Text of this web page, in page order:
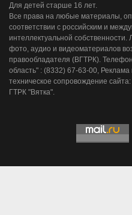
Для детей старше 16 лет.
Все права на любые материалы,
соответствии с российским и
интеллектуальной
фото, аудио и видеоматериалов
правообладателя (ВГТРК).
область" : (8332) 67-63-00,
техническое сопровождение
ГТРК "Вятка".